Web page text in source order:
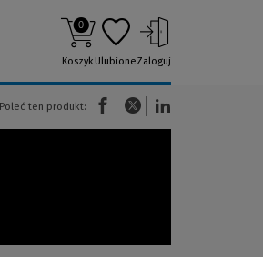
0
KoszykUlubioneZaloguj
Poleć ten produkt:
(Nowe okno)(Link do innej strony)